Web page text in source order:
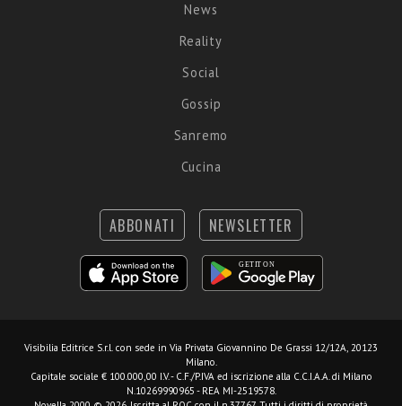
News
Reality
Social
Gossip
Sanremo
Cucina
ABBONATI NEWSLETTER
Visibilia Editrice S.r.l. con sede in Via Privata Giovannino De Grassi 12/12A, 20123
Milano.
Capitale sociale € 100.000,00 I.V. - C.F./P.IVA ed iscrizione alla C.C.I.A.A. di Milano
N.10269990965 - REA MI-2519578.